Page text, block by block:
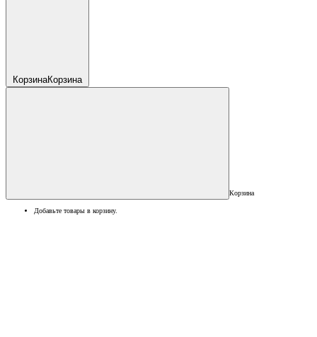
КорзинаКорзина
Корзина
Добавьте товары в корзину.